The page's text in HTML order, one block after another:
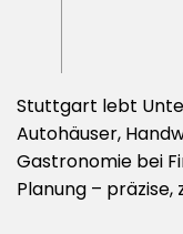
Stuttgart lebt
Autohäuser,
Gastronomie bei
Planung – präzise,
Finanzberatung
Impressum